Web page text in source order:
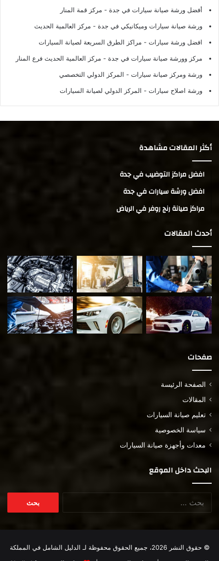
أفضل ورشة صيانة سيارات في جدة - مركز قمة المنار
ورشة صيانة سيارات وميكانيكي في جدة - مركز العالمية الحديث
افضل ورشة سيارات - مراكز الطرق السريعة لصيانة السيارات
مركز وورشة صيانة سيارات في جدة - مركز العالمية الحديث فرع المنار
ورشة ومركز صيانة سيارات - المركز الدولي التخصصي
ورشة اصلاح سيارات - المركز الدولي لصيانة السيارات
أكثر المقالات مشاهدة
افضل مراكز التوضيب في جدة
افضل ورشة سيارات في جدة
مراكز صيانة رنج روفر في الرياض
أحدث المقالات
صفحات
الصفحة الرئيسة
المقالات
تعليم صيانة السيارات
سياسة الخصوصية
معدات وأجهزة صيانة السيارات
البحث داخل الموقع
© حقوق النشر 2026، جميع الحقوق محفوظة لـ
الدليل الشامل في المملكة